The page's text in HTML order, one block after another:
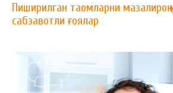
Пиширилган таомларни мазалироқ
сабзавотли ғоялар